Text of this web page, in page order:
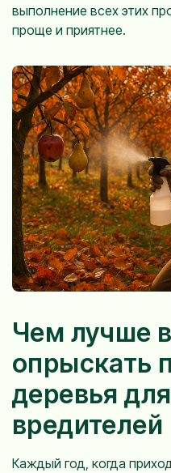
выполнение всех этих
проще и приятнее.
Чем лучше
опрыскать
деревья
вредителей
Каждый год, когда